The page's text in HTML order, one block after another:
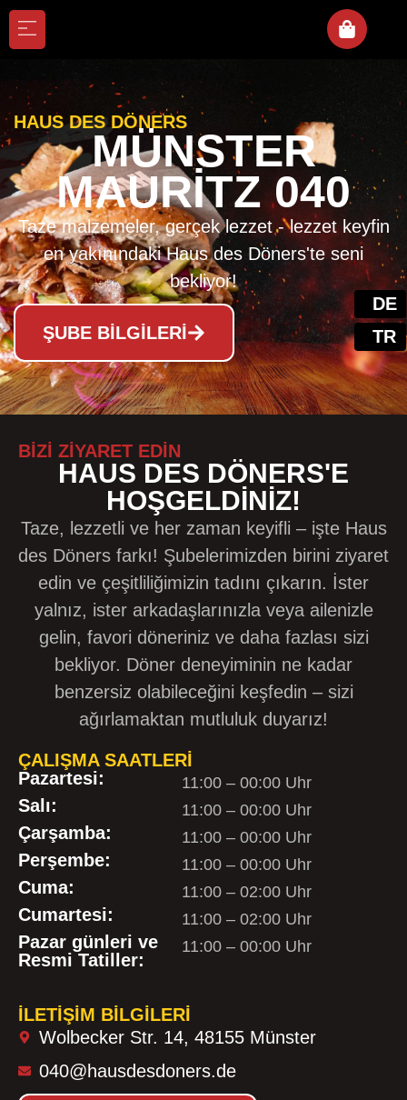
HAUS DES DÖNERS
MÜNSTER
MAURITZ 040
Taze malzemeler, gerçek lezzet - lezzet keyfin
en yakınındaki Haus des Döners'te seni
bekliyor!
ŞUBE BILGILERI
BIZI ZIYARET EDIN
HAUS DES DÖNERS'E
HOŞGELDINIZ!
Taze, lezzetli ve her zaman keyifli – işte Haus
des Döners farkı! Şubelerimizden birini ziyaret
edin ve çeşitliliğimizin tadını çıkarın. İster
yalnız, ister arkadaşlarınızla veya ailenizle
gelin, favori döneriniz ve daha fazlası sizi
bekliyor. Döner deneyiminin ne kadar
benzersiz olabileceğini keşfedin – sizi
ağırlamaktan mutluluk duyarız!
ÇALIŞMA SAATLERI
Pazartesi:
11:00 – 00:00 Uhr
Salı: 11:00 – 00:00 Uhr
Çarşamba: 11:00 – 00:00 Uhr
Perşembe: 11:00 – 00:00 Uhr
Cuma: 11:00 – 02:00 Uhr
Cumartesi: 11:00 – 02:00 Uhr
Pazar günleri ve
Resmi Tatiller:
11:00 – 00:00 Uhr
İLETIŞIM BILGILERI
Wolbecker Str. 14, 48155 Münster
040@hausdesdoners.de